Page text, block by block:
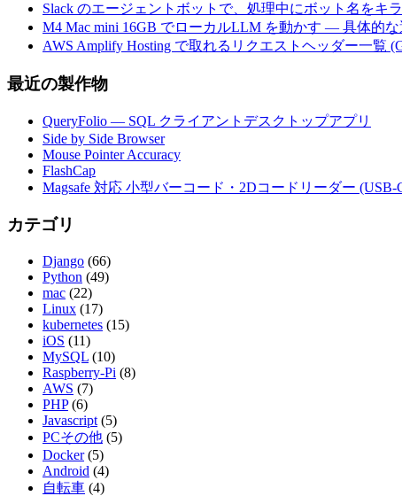
Slack のエージェントボットで、処理中にボット名をキ
M4 Mac mini 16GB でローカルLLM を動かす — 具体的
AWS Amplify Hosting で取れるリクエストヘッダー一覧
最近の製作物
QueryFolio — SQL クライアントデスクトップアプリ
Side by Side Browser
Mouse Pointer Accuracy
FlashCap
Magsafe 対応 小型バーコード・2Dコードリーダー (USB-
カテゴリ
Django (66)
Python (49)
mac (22)
Linux (17)
kubernetes (15)
iOS (11)
MySQL (10)
Raspberry-Pi (8)
AWS (7)
PHP (6)
Javascript (5)
PCその他 (5)
Docker (5)
Android (4)
自転車 (4)